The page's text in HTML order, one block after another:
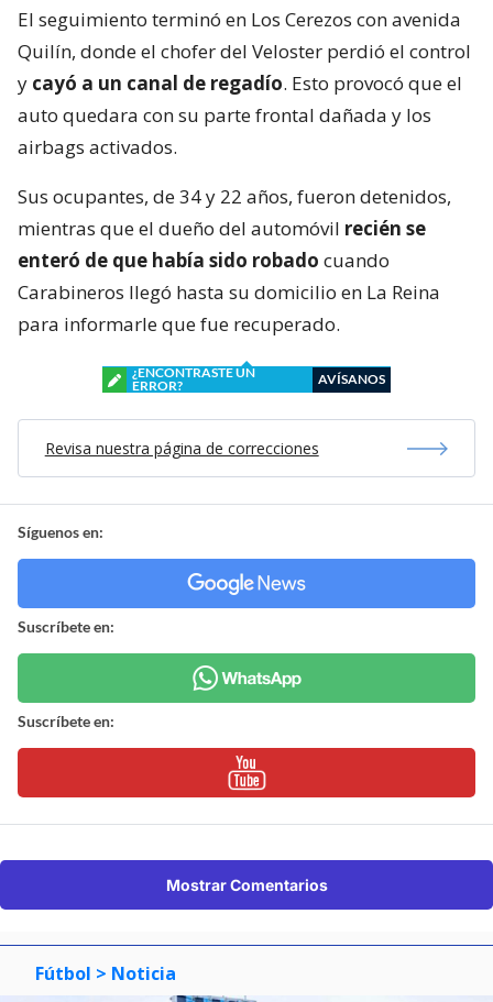
El seguimiento terminó en Los Cerezos con avenida
Quilín, donde el chofer del Veloster perdió el control
y cayó a un canal de regadío. Esto provocó que el
auto quedara con su parte frontal dañada y los
airbags activados.
Sus ocupantes, de 34 y 22 años, fueron detenidos,
mientras que el dueño del automóvil recién se
enteró de que había sido robado cuando
Carabineros llegó hasta su domicilio en La Reina
para informarle que fue recuperado.
¿ENCONTRASTE UN
ERROR?
AVÍSANOS
Revisa nuestra página de correcciones
Síguenos en:
Suscríbete en:
Suscríbete en:
Mostrar Comentarios
Fútbol > Noticia